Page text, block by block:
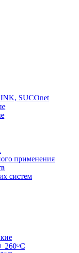
SUCOnet
применения
систем
260ᴼС